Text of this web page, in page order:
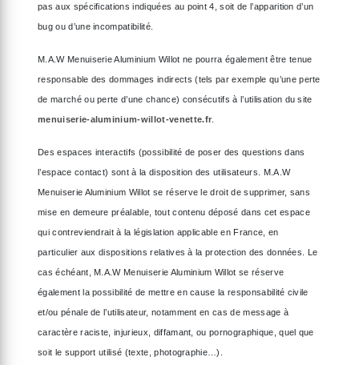
pas aux spécifications indiquées au point 4, soit de l’apparition d’un
bug ou d’une incompatibilité.
M.A.W Menuiserie Aluminium Willot ne pourra également être tenue
responsable des dommages indirects (tels par exemple qu’une perte
de marché ou perte d’une chance) consécutifs à l’utilisation du site
menuiserie-aluminium-willot-venette.fr
Des espaces interactifs (possibilité de poser des questions dans
l’espace contact) sont à la disposition des utilisateurs. M.A.W
Menuiserie Aluminium Willot se réserve le droit de supprimer, sans
mise en demeure préalable, tout contenu déposé dans cet espace
qui contreviendrait à la législation applicable en France, en
particulier aux dispositions relatives à la protection des données. Le
cas échéant, M.A.W Menuiserie Aluminium Willot se réserve
également la possibilité de mettre en cause la responsabilité civile
et/ou pénale de l’utilisateur, notamment en cas de message à
caractère raciste, injurieux, diffamant, ou pornographique, quel que
soit le support utilisé (texte, photographie…).